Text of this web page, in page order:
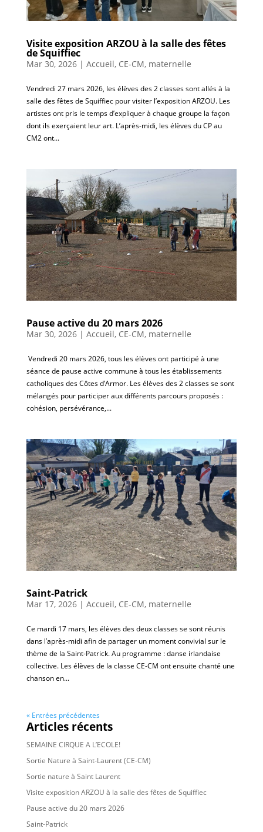
Visite exposition ARZOU à la salle des fêtes
de Squiffiec
Mar 30, 2026| Accueil, CE-CM, maternelle
Vendredi 27 mars 2026, les élèves des 2 classes sont allés à la
salle des fêtes de Squiffiec pour visiter l’exposition ARZOU. Les
artistes ont pris le temps d’expliquer à chaque groupe la façon
dont ils exerçaient leur art. L’après-midi, les élèves du CP au
CM2 ont...
Pause active du 20 mars 2026
Mar 30, 2026| Accueil, CE-CM, maternelle
​ Vendredi 20 mars 2026, tous les élèves ont participé à une
séance de pause active commune à tous les établissements
catholiques des Côtes d’Armor. Les élèves des 2 classes se sont
mélangés pour participer aux différents parcours proposés :
cohésion, persévérance,...
Saint-Patrick
Mar 17, 2026| Accueil, CE-CM, maternelle
Ce mardi 17 mars, les élèves des deux classes se sont réunis
dans l’après-midi afin de partager un moment convivial sur le
thème de la Saint-Patrick. Au programme : danse irlandaise
collective. Les élèves de la classe CE-CM ont ensuite chanté une
chanson en...
« Entrées précédentes
Articles récents
SEMAINE CIRQUE A L’ECOLE!
Sortie Nature à Saint-Laurent (CE-CM)
Sortie nature à Saint Laurent
Visite exposition ARZOU à la salle des fêtes de Squiffiec
Pause active du 20 mars 2026
Saint-Patrick